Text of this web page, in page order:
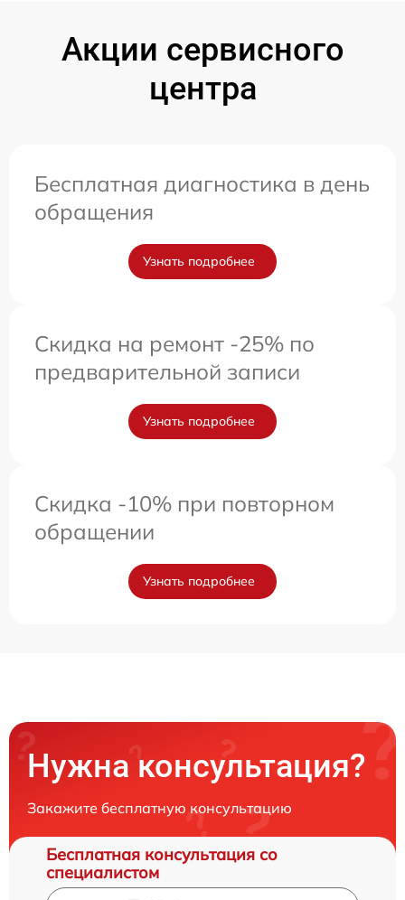
Акции сервисного
центра
Бесплатная диагностика в день
обращения
Узнать подробнее
Скидка на ремонт -25% по
предварительной записи
Узнать подробнее
Скидка -10% при повторном
обращении
Узнать подробнее
Нужна консультация?
Закажите бесплатную консультацию
Бесплатная консультация со
специалистом